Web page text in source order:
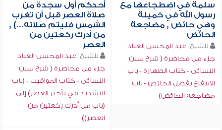
سلمة في اضطجاعها مع
رسول الله في خميلة
وهي حائض , مضاجعة
الحائض
للشيخ: عبد المحسن العباد
جزء من محاضرة ( شرح سنن
النسائي - كتاب الطهارة - باب
الانتفاع بفضل الحائض - باب
مضاجعة الحائض)
أحدكم أول سجدة من
صلاة العصر قبل أن تغرب
الشمس فليتم صلاته...) ,
من أدرك ركعتين من
العصر
للشيخ: عبد المحسن العباد
جزء من محاضرة ( شرح سنن
النسائي - كتاب المواقيت - (باب
التشديد في تأخير العصر) إلى
(باب من أدرك ركعتين من
العصر))